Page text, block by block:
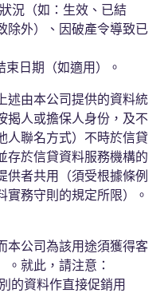
況（如：生效、已結
除外）、因破產令導致已
日期（如適用）。
述由本公司提供的資料統
揭人或擔保人身份，及不
人聯名方式）不時於信貸
存於信貸資料服務機構的
供者共用（須受根據條例
實務守則的規定所限）。
本公司為該用途須獲得客
。就此，請注意：
的資料作直接促銷用